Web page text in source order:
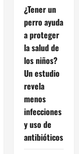
¿Tener un
perro ayuda
a proteger
la salud de
los niños?
Un estudio
revela
menos
infecciones
y uso de
antibióticos